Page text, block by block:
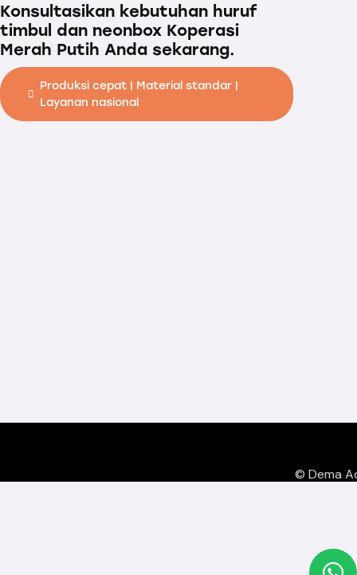
Konsultasikan kebutuhan huruf
timbul dan neonbox Koperasi
Merah Putih Anda sekarang.
Produksi cepat | Material standar |
Layanan nasional
© Dema